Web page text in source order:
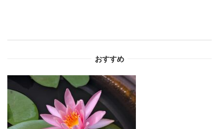
ョ
ン
おすすめ